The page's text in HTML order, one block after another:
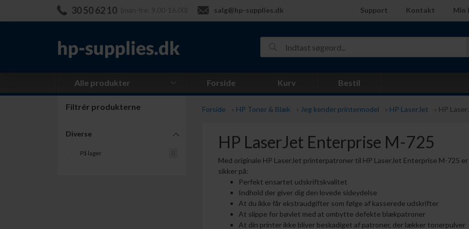
30 50 62 10 salg@hp-supplies.dk Support Kontakt Min
Alle produkter Forside Kurv Bestil
Filtrér produkterne
Diverse
På lager
Forside HP Toner & Blæk Jeg kender printermodel HP LaserJet HP
HP LaserJet Enterprise M-725
Med originale HP LaserJet printerpatroner til HP LaserJet Enterprise M-725
sikker på:
Perfekt ensartet udskriftskvalitet
Indhold der giver dig den lovede sideydelse
At du ikke får ekstraudgifter som følge af kasserede udskrifter
At slippe for bøvlet med at ombytte defekte blækpatroner
At din printer ikke bliver beskadiget af patroner, der lækker tonerpulver